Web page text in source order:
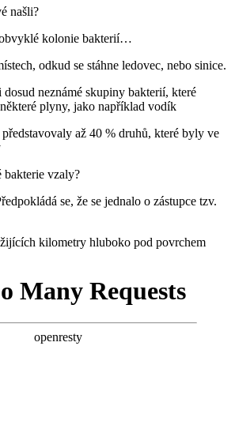
našli?
kolonie bakterií…
odkud se stáhne ledovec, nebo sinice.
neznámé skupiny bakterií, které
plyny, jako například vodík
až 40 % druhů, které byly ve
bakterie vzaly?
se, že se jednalo o zástupce tzv.
kilometry hluboko pod povrchem